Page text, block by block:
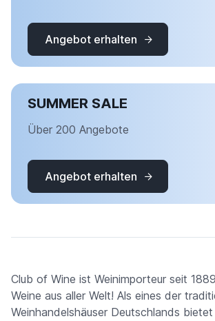
Angebot erhalten
SUMMER SALE
Über 200 Angebote
Angebot erhalten
Club of Wine ist Weinimporteur seit
Weine aus aller Welt! Als eines der
Weinhandelshäuser Deutschlands